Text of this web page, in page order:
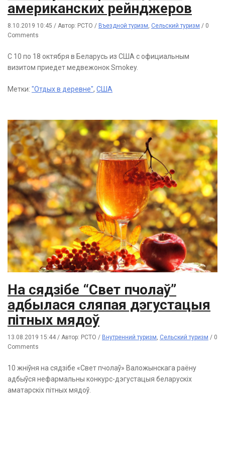
американских рейнджеров
8.10.2019 10:45 / Автор: РСТО / Въездной туризм, Сельский туризм / 0
Comments
С 10 по 18 октября в Беларусь из США с официальным
визитом приедет медвежонок Smokey.
Метки: "Отдых в деревне", США
На сядзібе “Свет пчолаў”
адбылася сляпая дэгустацыя
пітных мядоў
13.08.2019 15:44 / Автор: РСТО / Внутренний туризм Сельский туризм / 0
Comments
10 жніўня на сядзібе «Свет пчолаў» Валожынскага раёну
адбыўся нефармальны конкурс-дэгустацыя беларускіх
аматарскіх пітных мядоў.